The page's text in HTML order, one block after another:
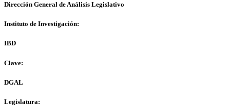
Dirección General de Análisis Legislativo
Instituto de Investigación:
IBD
Clave:
DGAL
Legislatura: